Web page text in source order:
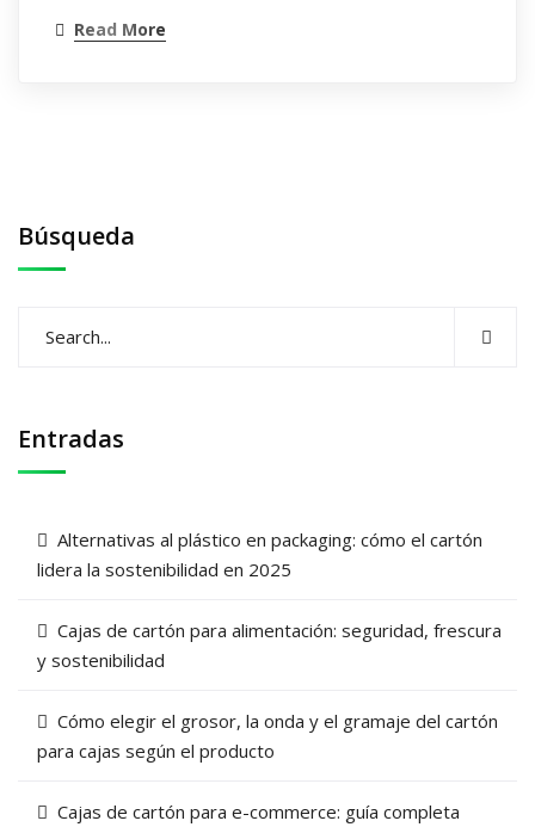
Read More
Búsqueda
Entradas
Alternativas al plástico en packaging: cómo el cartón
lidera la sostenibilidad en 2025
Cajas de cartón para alimentación: seguridad, frescura
y sostenibilidad
Cómo elegir el grosor, la onda y el gramaje del cartón
para cajas según el producto
Cajas de cartón para e-commerce: guía completa